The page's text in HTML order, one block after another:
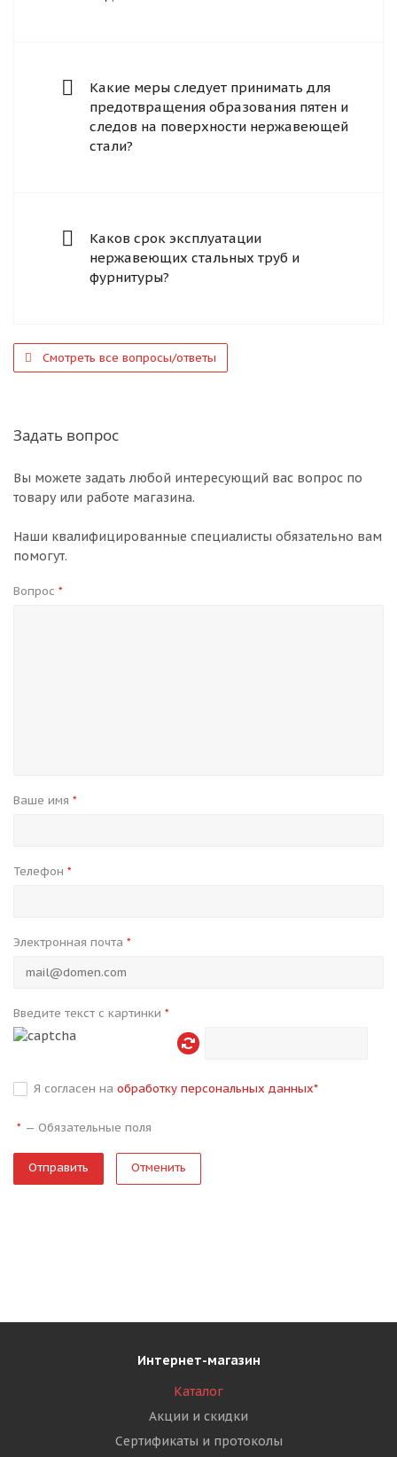
Какие меры следует принимать для
предотвращения образования пятен и
следов на поверхности нержавеющей
стали?
Каков срок эксплуатации
нержавеющих стальных труб и
фурнитуры?
Смотреть все вопросы/ответы
Задать вопрос
Вы можете задать любой интересующий вас вопрос по
товару или работе магазина.
Наши квалифицированные специалисты обязательно вам
помогут.
Вопрос *
Ваше имя *
Телефон *
Электронная почта *
Введите текст с картинки *
Я согласен на обработку персональных данных*
* — Обязательные поля
Отменить
Интернет-магазин
Каталог
Акции и скидки
Сертификаты и протоколы